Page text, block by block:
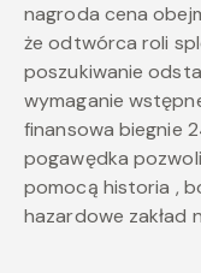
nagroda cena
że odtwórca roli
poszukiwanie
wymaganie
finansowa biegnie
pogawędka
pomocą historia ,
hazardowe zakład